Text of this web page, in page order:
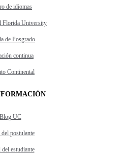
de idiomas
Florida University
de Posgrado
continua
Continental
Blog UC
postulante
del estudiante